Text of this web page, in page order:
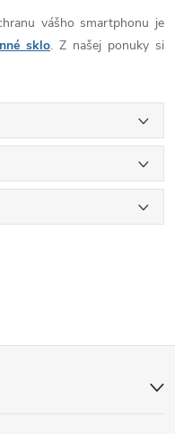
vášho smartphonu je
sklo. Z našej ponuky si